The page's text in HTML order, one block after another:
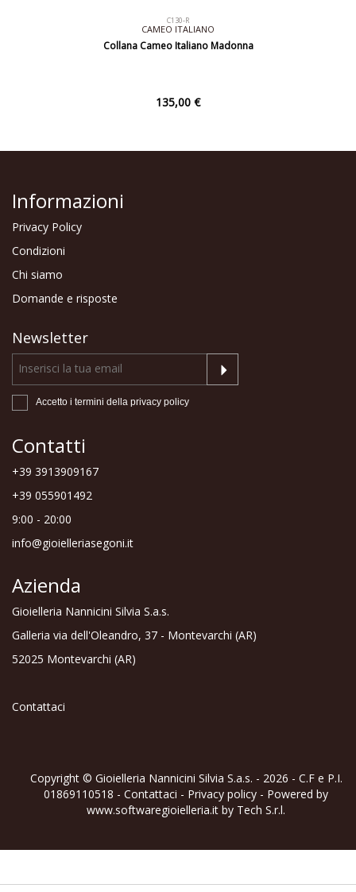
C130-R
CAMEO ITALIANO
Collana Cameo Italiano Madonna
135,00 €
Informazioni
Privacy Policy
Condizioni
Chi siamo
Domande e risposte
Newsletter
Accetto i termini della privacy policy
Contatti
+39 3913909167
+39 055901492
9:00 - 20:00
info@gioielleriasegoni.it
Azienda
Gioielleria Nannicini Silvia S.a.s.
Galleria via dell'Oleandro, 37 - Montevarchi (AR)
52025 Montevarchi (AR)
Contattaci
Copyright © Gioielleria Nannicini Silvia S.a.s. - 2026 - C.F e P.I.
01869110518 - Contattaci - Privacy policy - Powered by
www.softwaregioielleria.it by Tech S.r.l.